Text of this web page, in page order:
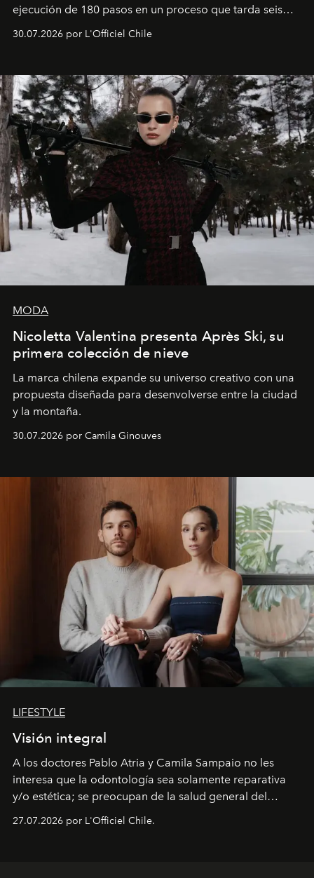
ejecución de 180 pasos en un proceso que tarda seis
semanas. Los expertos ponen en práctica una técnica
que se enseña solamente en la escuela de formación de
30.07.2026 por L'Officiel Chile
MODA
Nicoletta Valentina presenta Après Ski, su
primera colección de nieve
La marca chilena expande su universo creativo con una
propuesta diseñada para desenvolverse entre la ciudad
y la montaña.
30.07.2026 por Camila Ginouves
LIFESTYLE
Visión integral
A los doctores Pablo Atria y Camila Sampaio no les
interesa que la odontología sea solamente reparativa
y/o estética; se preocupan de la salud general del
paciente y entienden la prevención como una arista
intransable.
27.07.2026 por L'Officiel Chile.